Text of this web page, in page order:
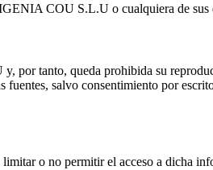
COU S.L.U o cualquiera de sus
por tanto, queda prohibida su
fuentes, salvo consentimiento por
o no permitir el acceso a dicha